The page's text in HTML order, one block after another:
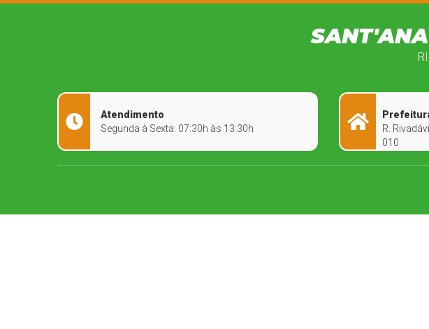
Atendimento
Segunda à Sexta: 07:30h às 13:30h
R.
010